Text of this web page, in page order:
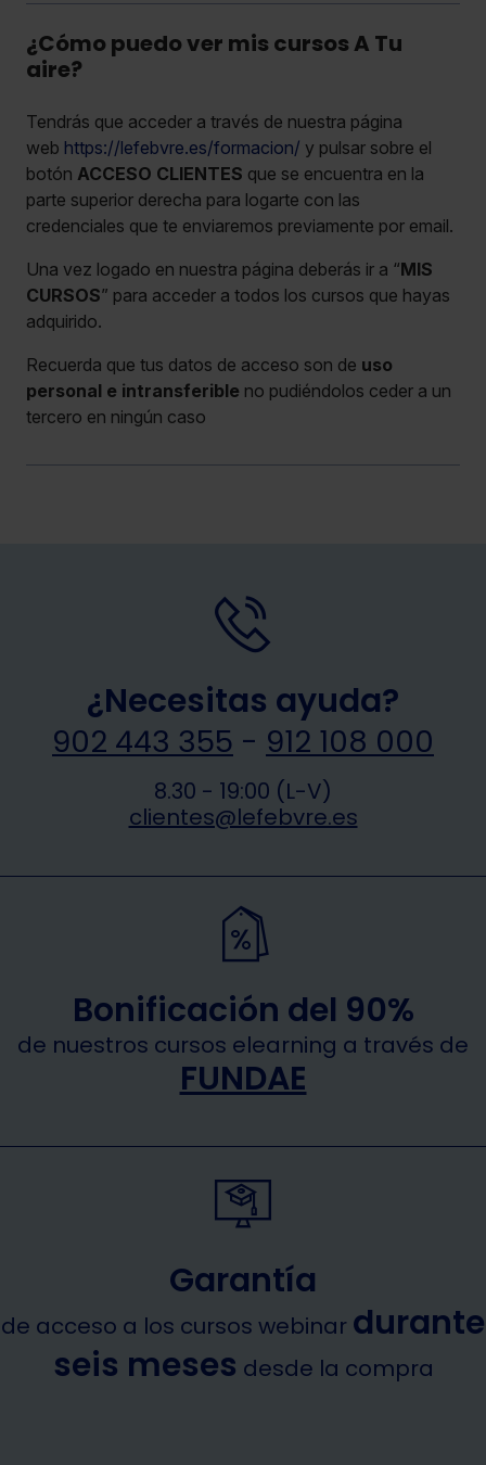
¿Cómo puedo ver mis cursos A Tu
aire?
Tendrás que acceder a través de nuestra página
web https://lefebvre.es/formacion/ y pulsar sobre el
botón ACCESO CLIENTES que se encuentra en la
parte superior derecha para logarte con las
credenciales que te enviaremos previamente por email.
Una vez logado en nuestra página deberás ir a “MIS
CURSOS” para acceder a todos los cursos que hayas
adquirido.
Recuerda que tus datos de acceso son de uso
personal e intransferible no pudiéndolos ceder a un
tercero en ningún caso
¿Necesitas ayuda?
902 443 355 - 912 108 000
8.30 - 19:00 (L-V)
clientes@lefebvre.es
Bonificación del 90%
de nuestros cursos elearning a través de
FUNDAE
Garantía
de acceso a los cursos webinar durante
seis meses desde la compra